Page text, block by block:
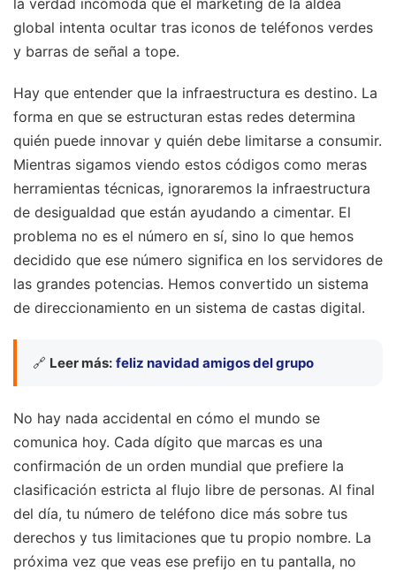
global intenta ocultar tras iconos de teléfonos verdes
y barras de señal a tope.
Hay que entender que la infraestructura es destino. La
forma en que se estructuran estas redes determina
quién puede innovar y quién debe limitarse a consumir.
Mientras sigamos viendo estos códigos como meras
herramientas técnicas, ignoraremos la infraestructura
de desigualdad que están ayudando a cimentar. El
problema no es el número en sí, sino lo que hemos
decidido que ese número significa en los servidores de
las grandes potencias. Hemos convertido un sistema
de direccionamiento en un sistema de castas digital.
🔗 Leer más: feliz navidad amigos del grupo
No hay nada accidental en cómo el mundo se
comunica hoy. Cada dígito que marcas es una
confirmación de un orden mundial que prefiere la
clasificación estricta al flujo libre de personas. Al final
del día, tu número de teléfono dice más sobre tus
derechos y tus limitaciones que tu propio nombre. La
próxima vez que veas ese prefijo en tu pantalla, no